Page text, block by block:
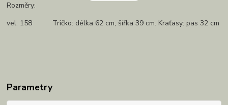
Rozměry:
vel. 158 Tričko: délka 62 cm, šířka 39 cm. Kraťasy: pas 32 cm
Parametry